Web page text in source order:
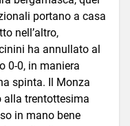
portano a casa
nell’altro,
ha annullato al
0-0, in maniera
spinta. Il Monza
alla trentottesima
in mano bene